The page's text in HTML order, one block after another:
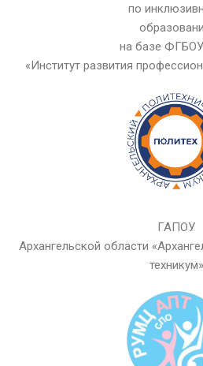
по
на базе
«Институт развития
ГАПОУ
Архангельской области
техникум»